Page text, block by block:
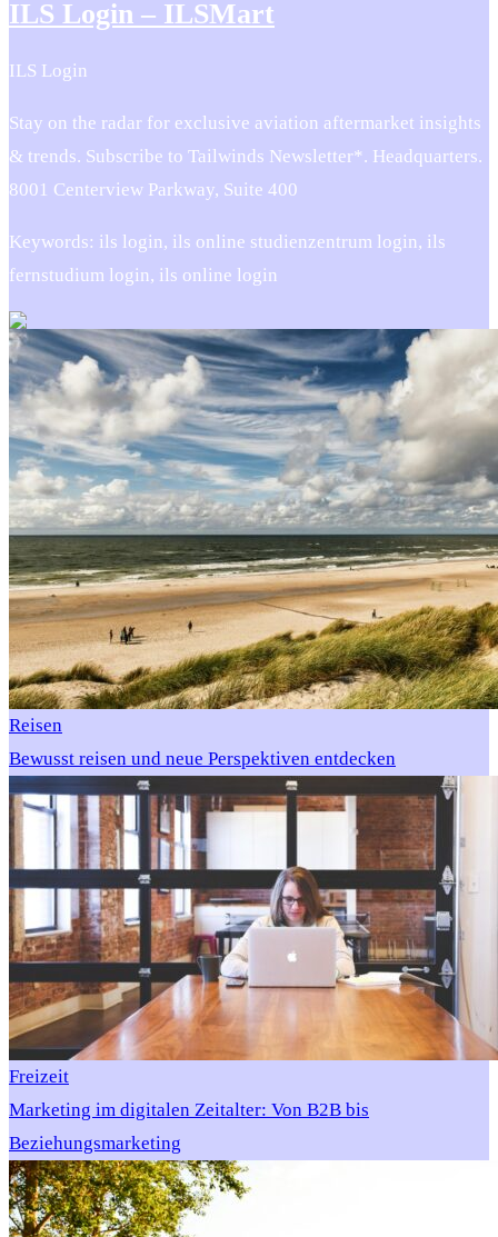
ILS Login – ILSMart
ILS Login
Stay on the radar for exclusive aviation aftermarket insights
& trends. Subscribe to Tailwinds Newsletter*. Headquarters.
8001 Centerview Parkway, Suite 400
Keywords: ils login, ils online studienzentrum login, ils
fernstudium login, ils online login
Reisen
Bewusst reisen und neue Perspektiven entdecken
Freizeit
Marketing im digitalen Zeitalter: Von B2B bis
Beziehungsmarketing